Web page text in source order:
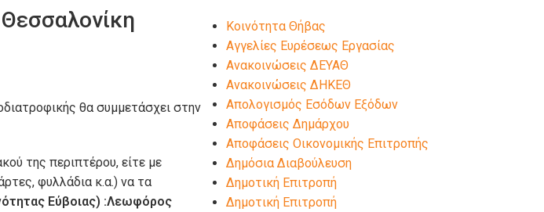
θα συμμετάσχει στην
της περιπτέρου, είτε με
φυλλάδια κ.α.) να τα
Εύβοιας) :Λεωφόρος
Kοινότητα Θήβας
Αγγελίες Ευρέσεως Εργασίας
Ανακοινώσεις ΔΕΥΑΘ
Ανακοινώσεις ΔΗΚΕΘ
Απολογισμός Εσόδων Εξόδων
Αποφάσεις Δημάρχου
Αποφάσεις Οικονομικής Επιτροπής
Δημόσια Διαβούλευση
Δημοτική Επιτροπή
Δημοτική Επιτροπή